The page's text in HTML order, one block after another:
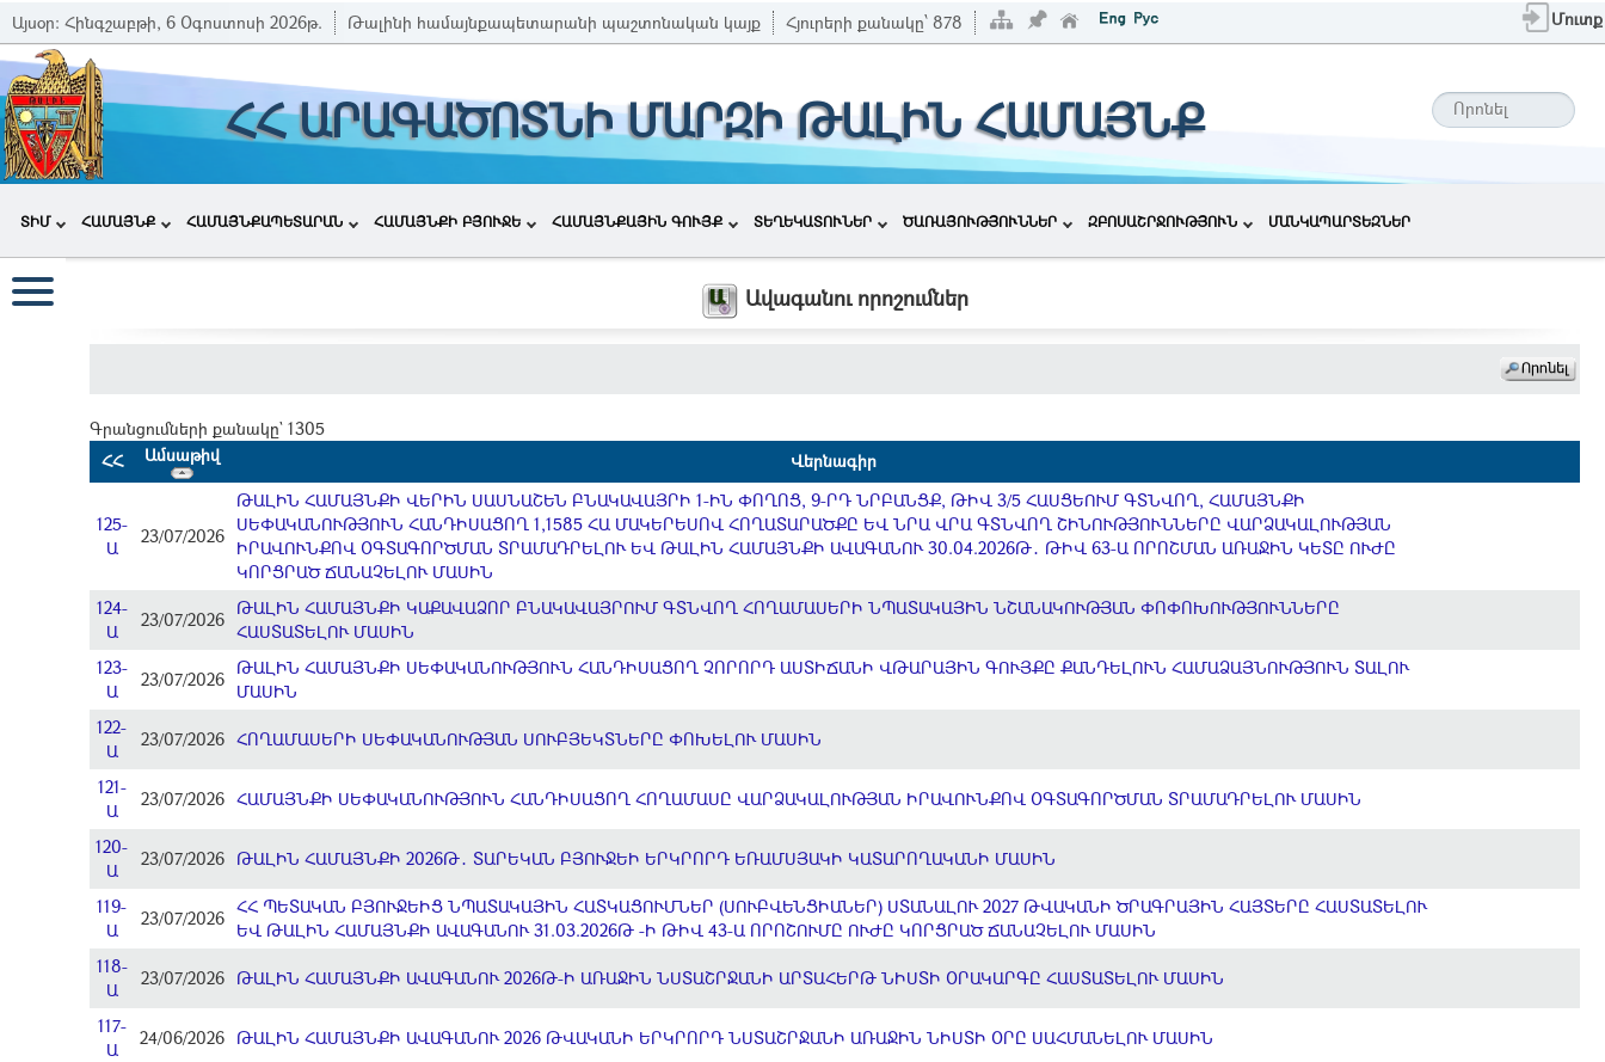
Այսօր: Հինգշաբթի, 6 Օգոստոսի 2026թ. Թալինի համայնքապետարանի պաշտոնական կայք Հյուրերի քանակը՝ 878 Մուտք
ՀՀ ԱՐԱԳԱԾՈՏՆԻ ՄԱՐԶԻ ԹԱԼԻՆ ՀԱՄԱՅՆՔ
ՏԻՄ ՀԱՄԱՅՆՔ ՀԱՄԱՅՆՔԱՊԵՏԱՐԱՆ ՀԱՄԱՅՆՔԻ ԲՅՈՒՋԵ ՀԱՄԱՅՆՔԱՅԻՆ ԳՈՒՅՔ ՏԵՂԵԿԱՏՈՒՆԵՐ ԾԱՌԱՅՈՒԹՅՈՒՆՆԵՐ ԶԲՈՍԱՇՐՋՈՒԹՅՈՒՆ ՄԱՆԿԱՊԱՐՏԵԶՆԵՐ
Ավագանու որոշումներ
Գրանցումների քանակը` 1305
ՀՀ
Ամսաթիվ Վերնագիր
125-
Ա
23/07/2026
ԹԱԼԻՆ ՀԱՄԱՅՆՔԻ ՎԵՐԻՆ ՍԱՍՆԱՇԵՆ ԲՆԱԿԱՎԱՅՐԻ 1-ԻՆ ՓՈՂՈՑ, 9-ՐԴ ՆՐԲԱՆՑՔ, ԹԻՎ 3/5 ՀԱՍՑԵՈՒՄ ԳՏՆՎՈՂ, ՀԱՄԱՅՆՔԻ
ՍԵՓԱԿԱՆՈՒԹՅՈՒՆ ՀԱՆԴԻՍԱՑՈՂ 1,1585 ՀԱ ՄԱԿԵՐԵՍՈՎ ՀՈՂԱՏԱՐԱԾՔԸ ԵՎ ՆՐԱ ՎՐԱ ԳՏՆՎՈՂ ՇԻՆՈՒԹՅՈՒՆՆԵՐԸ ՎԱՐՁԱԿԱԼՈՒԹՅԱՆ
ԻՐԱՎՈՒՆՔՈՎ ՕԳՏԱԳՈՐԾՄԱՆ ՏՐԱՄԱԴՐԵԼՈՒ ԵՎ ԹԱԼԻՆ ՀԱՄԱՅՆՔԻ ԱՎԱԳԱՆՈՒ 30.04.2026Թ․ ԹԻՎ 63-Ա ՈՐՈՇՄԱՆ ԱՌԱՋԻՆ ԿԵՏԸ ՈՒԺԸ
ԿՈՐՑՐԱԾ ՃԱՆԱՉԵԼՈՒ ՄԱՍԻՆ
124-
Ա
23/07/2026
ԹԱԼԻՆ ՀԱՄԱՅՆՔԻ ԿԱՔԱՎԱՁՈՐ ԲՆԱԿԱՎԱՅՐՈՒՄ ԳՏՆՎՈՂ ՀՈՂԱՄԱՍԵՐԻ ՆՊԱՏԱԿԱՅԻՆ ՆՇԱՆԱԿՈՒԹՅԱՆ ՓՈՓՈԽՈՒԹՅՈՒՆՆԵՐԸ
ՀԱՍՏԱՏԵԼՈՒ ՄԱՍԻՆ
123-
Ա
23/07/2026
ԹԱԼԻՆ ՀԱՄԱՅՆՔԻ ՍԵՓԱԿԱՆՈՒԹՅՈՒՆ ՀԱՆԴԻՍԱՑՈՂ ՉՈՐՈՐԴ ԱՍՏԻՃԱՆԻ ՎԹԱՐԱՅԻՆ ԳՈՒՅՔԸ ՔԱՆԴԵԼՈՒՆ ՀԱՄԱՁԱՅՆՈՒԹՅՈՒՆ ՏԱԼՈՒ
ՄԱՍԻՆ
122-
Ա
23/07/2026 ՀՈՂԱՄԱՍԵՐԻ ՍԵՓԱԿԱՆՈՒԹՅԱՆ ՍՈՒԲՅԵԿՏՆԵՐԸ ՓՈԽԵԼՈՒ ՄԱՍԻՆ
121-
Ա
23/07/2026 ՀԱՄԱՅՆՔԻ ՍԵՓԱԿԱՆՈՒԹՅՈՒՆ ՀԱՆԴԻՍԱՑՈՂ ՀՈՂԱՄԱՍԸ ՎԱՐՁԱԿԱԼՈՒԹՅԱՆ ԻՐԱՎՈՒՆՔՈՎ ՕԳՏԱԳՈՐԾՄԱՆ ՏՐԱՄԱԴՐԵԼՈՒ ՄԱՍԻՆ
120-
Ա
23/07/2026 ԹԱԼԻՆ ՀԱՄԱՅՆՔԻ 2026Թ․ ՏԱՐԵԿԱՆ ԲՅՈՒՋԵԻ ԵՐԿՐՈՐԴ ԵՌԱՄՍՅԱԿԻ ԿԱՏԱՐՈՂԱԿԱՆԻ ՄԱՍԻՆ
119-
Ա
23/07/2026
ՀՀ ՊԵՏԱԿԱՆ ԲՅՈՒՋԵԻՑ ՆՊԱՏԱԿԱՅԻՆ ՀԱՏԿԱՑՈՒՄՆԵՐ (ՍՈՒԲՎԵՆՑԻԱՆԵՐ) ՍՏԱՆԱԼՈՒ 2027 ԹՎԱԿԱՆԻ ԾՐԱԳՐԱՅԻՆ ՀԱՅՏԵՐԸ ՀԱՍՏԱՏԵԼՈՒ
ԵՎ ԹԱԼԻՆ ՀԱՄԱՅՆՔԻ ԱՎԱԳԱՆՈՒ 31.03.2026Թ -Ի ԹԻՎ 43-Ա ՈՐՈՇՈՒՄԸ ՈՒԺԸ ԿՈՐՑՐԱԾ ՃԱՆԱՉԵԼՈՒ ՄԱՍԻՆ
118-
Ա
23/07/2026 ԹԱԼԻՆ ՀԱՄԱՅՆՔԻ ԱՎԱԳԱՆՈՒ 2026Թ-Ի ԱՌԱՋԻՆ ՆՍՏԱՇՐՋԱՆԻ ԱՐՏԱՀԵՐԹ ՆԻՍՏԻ ՕՐԱԿԱՐԳԸ ՀԱՍՏԱՏԵԼՈՒ ՄԱՍԻՆ
117-
Ա
24/06/2026 ԹԱԼԻՆ ՀԱՄԱՅՆՔԻ ԱՎԱԳԱՆՈՒ 2026 ԹՎԱԿԱՆԻ ԵՐԿՐՈՐԴ ՆՍՏԱՇՐՋԱՆԻ ԱՌԱՋԻՆ ՆԻՍՏԻ ՕՐԸ ՍԱՀՄԱՆԵԼՈՒ ՄԱՍԻՆ